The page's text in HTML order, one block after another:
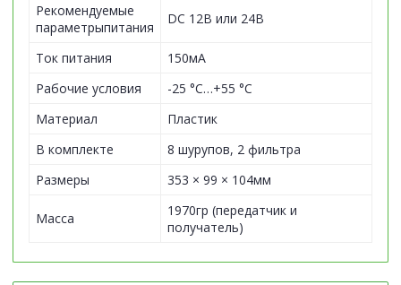
Рекомендуемые
параметрыпитания
DC 12В или 24В
Ток питания
150мА
Рабочие условия
-25 °C…+55 °C
Материал
Пластик
В комплекте
8 шурупов, 2 фильтра
Размеры
353 × 99 × 104мм
Масса
1970гр (передатчик и
получатель)